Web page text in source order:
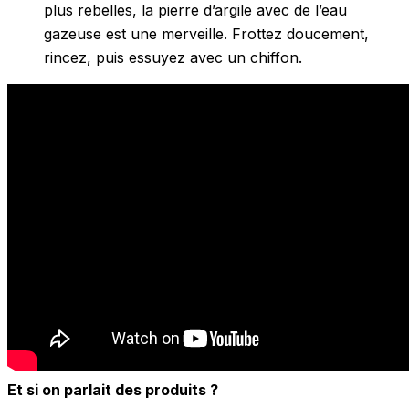
plus rebelles, la pierre d’argile avec de l’eau
gazeuse est une merveille. Frottez doucement,
rincez, puis essuyez avec un chiffon.
Et si on parlait des produits ?